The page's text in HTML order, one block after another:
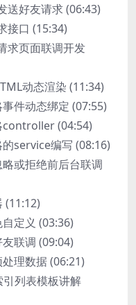
送好友请求 (06:43)
接口 (15:34)
求页面联调开发
动态渲染 (11:34)
件动态绑定 (07:55)
controller (04:54)
service编写 (08:16)
或拒绝前后台联调
(11:12)
定义 (03:36)
联调 (09:04)
理数据 (06:21)
列表模板讲解